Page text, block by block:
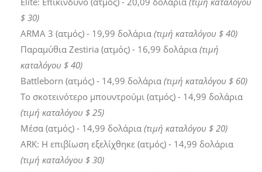
$ 30)
ARMA 3 (ατμός) - 19,99 δολάρια (τιμή καταλόγου $ 40)
Παραμύθια Zestiria (ατμός) - 16,99 δολάρια (τιμή
καταλόγου $ 40)
Battleborn (ατμός) - 14,99 δολάρια (τιμή καταλόγου $ 60)
Το σκοτεινότερο μπουντρούμι (ατμός) - 14,99 δολάρια
(τιμή καταλόγου $ 25)
Μέσα (ατμός) - 14,99 δολάρια (τιμή καταλόγου $ 20)
ARK: Η επιβίωση εξελίχθηκε (ατμός) - 14,99 δολάρια
(τιμή καταλόγου $ 30)